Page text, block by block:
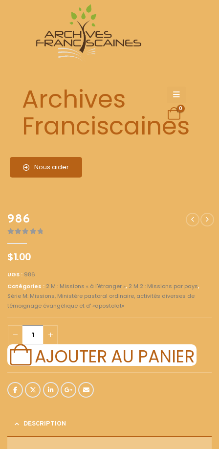
Archives
Franciscaines
Nous aider
0
986
$1.00
UGS : 986
Catégories : 2 M : Missions « à l'étranger », 2 M 2 : Missions par pays,
Série M: Missions, Ministère pastoral ordinaire, activités diverses de
témoignage évangélique et d' «apostolat»
AJOUTER AU PANIER
DESCRIPTION